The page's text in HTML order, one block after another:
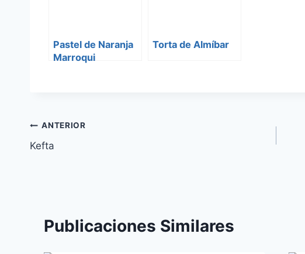
Pastel de Naranja
Marroqui
Torta de Almíbar
Navegación
de
ANTERIOR
Kefta
Publicaciones Similares